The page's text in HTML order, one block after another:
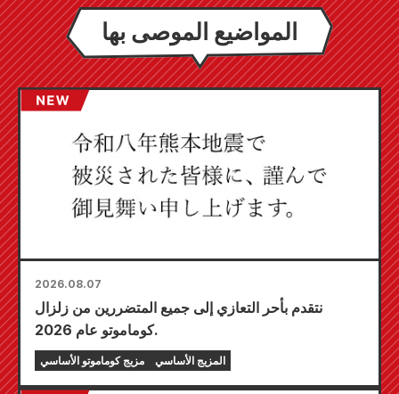
المواضيع الموصى بها
2026.08.07
نتقدم بأحر التعازي إلى جميع المتضررين من زلزال
كوماموتو عام 2026.
مزيج كوماموتو الأساسي المزيج الأساسي